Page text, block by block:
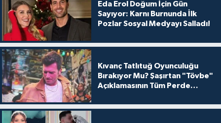
Eda Erol Doğum İçin Gün
Sayıyor: Karnı Burnunda İlk
Pozlar Sosyal Medyayı Salladı!
Kıvanç Tatlıtuğ Oyunculuğu
Bırakıyor Mu? Şaşırtan "Tövbe"
Açıklamasının Tüm Perde